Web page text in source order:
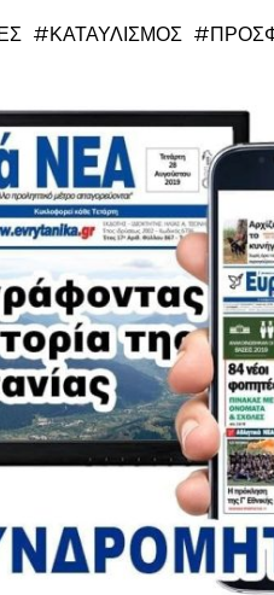
#ΚΑΤΑΥΛΙΣΜΟΣ